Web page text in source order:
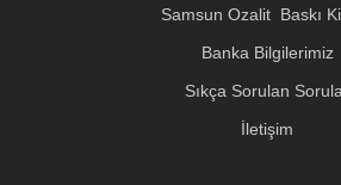
Samsun Ozalit Baskı
Banka Bilgilerimiz
Sıkça Sorulan
İletişim